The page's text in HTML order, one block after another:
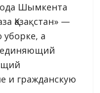
Шымкента
Қазақстан» —
уборке, а
и гражданскую